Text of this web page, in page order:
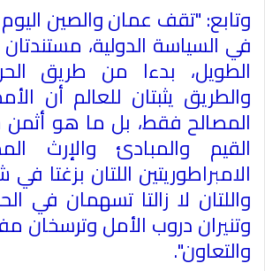
وتابع: "تقف عمان والصين
في السياسة الدولية، مستندتان
الطويل، بدءا من طريق
والطريق يثبتان للعالم أن
المصالح فقط، بل ما هو
القيم والمبادئ والإرث
الامبراطوريتين اللتان بزغتا
واللتان لا زالتا تسهمان في
وتنيران دروب الأمل وترسخان
والتعاون".